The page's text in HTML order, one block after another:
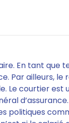
En tant que
. Par ailleurs, le
Le courtier est
politiques